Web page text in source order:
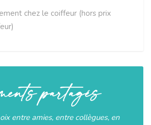
chez le coiffeur (hors prix
partagés
entre amies, entre collègues, en